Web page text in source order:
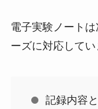
電子実験ノート
ーズに対応してい
記録内容